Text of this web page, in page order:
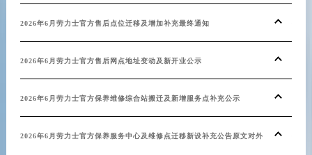
2026年6月劳力士官方售后点位迁移及增加补充最终通知
2026年6月劳力士官方售后网点地址变动及新开业公示
2026年6月劳力士官方保养维修综合站搬迁及新增服务点补充公示
2026年6月劳力士官方保养服务中心及维修点迁移新设补充公告原文对外